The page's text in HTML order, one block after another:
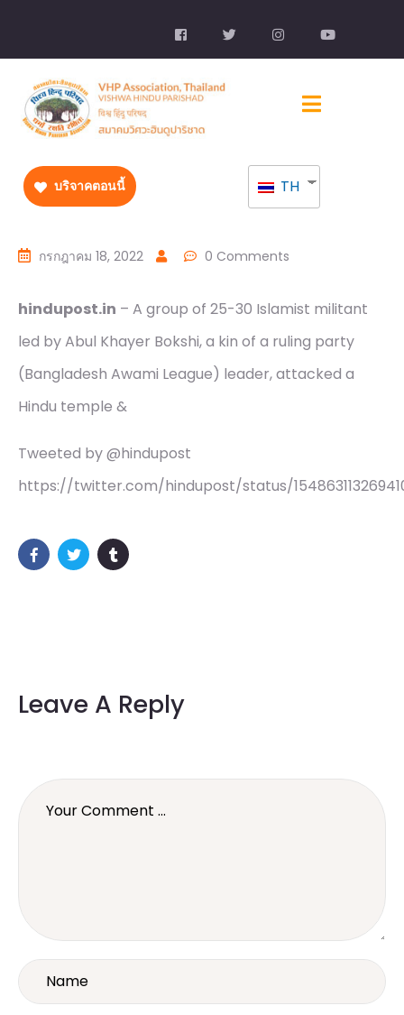
บริจาคตอนนี้ TH
กรกฎาคม 18, 2022 0 Comments
hindupost.in – A group of 25-30 Islamist militant
led by Abul Khayer Bokshi, a kin of a ruling party
(Bangladesh Awami League) leader, attacked a
Hindu temple &
Tweeted by @hindupost
https://twitter.com/hindupost/status/
Leave A Reply